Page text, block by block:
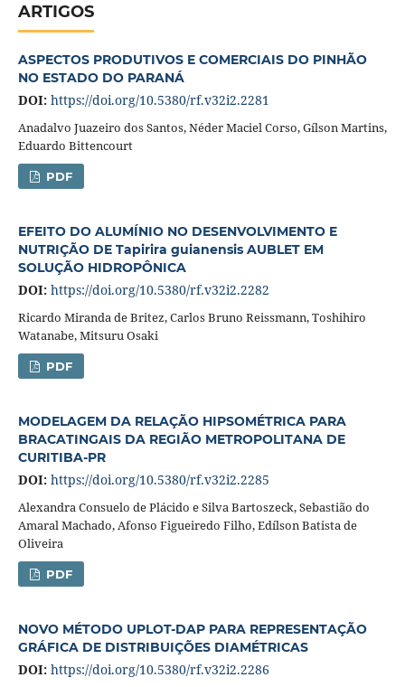
ARTIGOS
ASPECTOS PRODUTIVOS E COMERCIAIS DO PINHÃO
NO ESTADO DO PARANÁ
DOI: https://doi.org/10.5380/rf.v32i2.2281
Anadalvo Juazeiro dos Santos, Néder Maciel Corso, Gílson Martins,
Eduardo Bittencourt
PDF
EFEITO DO ALUMÍNIO NO DESENVOLVIMENTO E
NUTRIÇÃO DE Tapirira guianensis AUBLET EM
SOLUÇÃO HIDROPÔNICA
DOI: https://doi.org/10.5380/rf.v32i2.2282
Ricardo Miranda de Britez, Carlos Bruno Reissmann, Toshihiro
Watanabe, Mitsuru Osaki
PDF
MODELAGEM DA RELAÇÃO HIPSOMÉTRICA PARA
BRACATINGAIS DA REGIÃO METROPOLITANA DE
CURITIBA-PR
DOI: https://doi.org/10.5380/rf.v32i2.2285
Alexandra Consuelo de Plácido e Silva Bartoszeck, Sebastião do
Amaral Machado, Afonso Figueiredo Filho, Edílson Batista de
Oliveira
PDF
NOVO MÉTODO UPLOT-DAP PARA REPRESENTAÇÃO
GRÁFICA DE DISTRIBUIÇÕES DIAMÉTRICAS
DOI: https://doi.org/10.5380/rf.v32i2.2286